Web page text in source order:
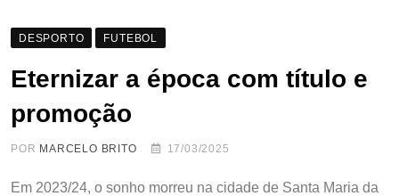
DESPORTO FUTEBOL
Eternizar a época com título e
promoção
POR MARCELO BRITO 17/03/2025
Em 2023/24, o sonho morreu na cidade de Santa Maria da